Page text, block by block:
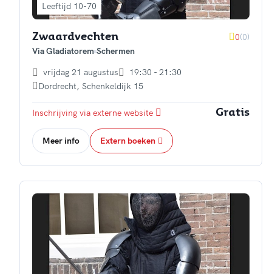
Leeftijd 10-70
Zwaardvechten 0(0)
Via Gladiatorem Schermen
vrijdag 21 augustus
19:30 - 21:30
Dordrecht, Schenkeldijk 15
Inschrijving via externe website Gratis
Meer info Extern boeken